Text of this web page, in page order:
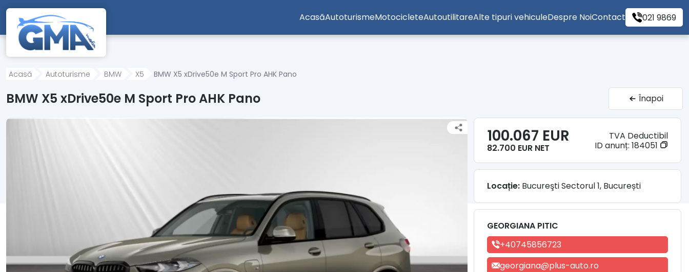
Mergi direct la conținutul principal
AcasăAutoturismeMotocicleteAutoutilitareAlte tipuri vehiculeDespre NoiContact 021 9869
Acasă Autoturisme BMW X5 BMW X5 xDrive50e M Sport Pro AHK Pano
BMW X5 xDrive50e M Sport Pro AHK Pano Înapoi
100.067 EUR
82.700 EUR NET
TVA Deductibil
ID anunț: 184051
Locație: Bucureşti Sectorul 1, București
GEORGIANA PITIC
+40745856723
georgiana@plus-auto.ro